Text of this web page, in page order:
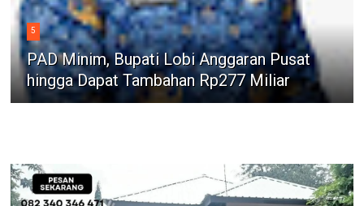
5
PAD Minim, Bupati Lobi Anggaran Pusat
hingga Dapat Tambahan Rp277 Miliar